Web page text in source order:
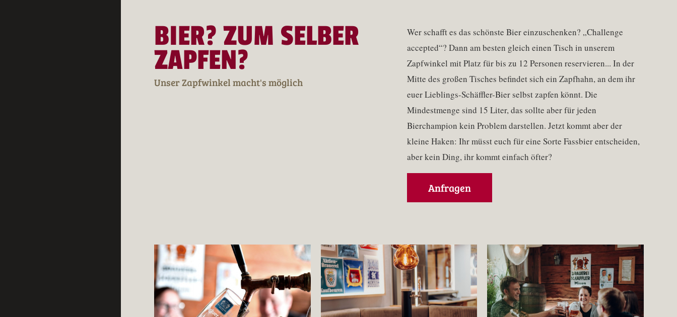
BIER? ZUM SELBER
ZAPFEN?
Unser Zapfwinkel macht's möglich
Wer schafft es das schönste Bier einzuschenken? „Challenge
accepted“? Dann am besten gleich einen Tisch in unserem
Zapfwinkel mit Platz für bis zu 12 Personen reservieren... In der
Mitte des großen Tisches befindet sich ein Zapfhahn, an dem ihr
euer Lieblings-Schäffler-Bier selbst zapfen könnt. Die
Mindestmenge sind 15 Liter, das sollte aber für jeden
Bierchampion kein Problem darstellen. Jetzt kommt aber der
kleine Haken: Ihr müsst euch für eine Sorte Fassbier entscheiden,
aber kein Ding, ihr kommt einfach öfter?
Anfragen